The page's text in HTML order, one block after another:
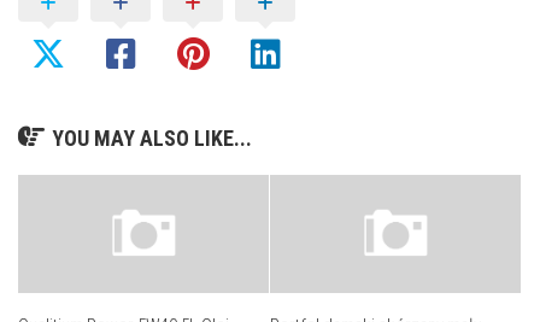
YOU MAY ALSO LIKE...